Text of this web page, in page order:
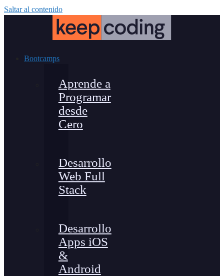
Saltar al contenido
Bootcamps
Aprende a
Programar
desde
Cero
Desarrollo
Web Full
Stack
Desarrollo
Apps iOS
&
Android